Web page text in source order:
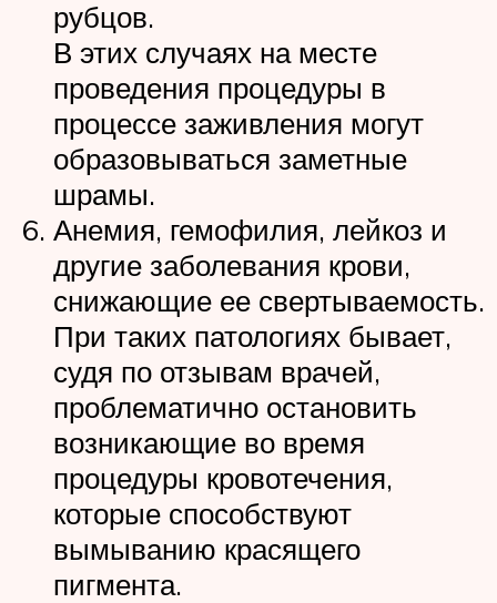
рубцов.
В этих случаях на месте
проведения процедуры в
процессе заживления могут
образовываться заметные
шрамы.
Анемия, гемофилия, лейкоз и
другие заболевания крови,
снижающие ее свертываемость.
При таких патологиях бывает,
судя по отзывам врачей,
проблематично остановить
возникающие во время
процедуры кровотечения,
которые способствуют
вымыванию красящего
пигмента.